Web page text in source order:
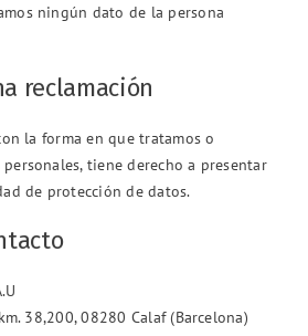
ningún dato de la persona
reclamación
la forma en que tratamos o
tiene derecho a presentar
de protección de datos.
38,200, 08280 Calaf (Barcelona)